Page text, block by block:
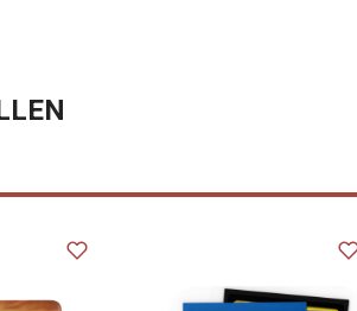
Seiten für insgesamt 432 Karten